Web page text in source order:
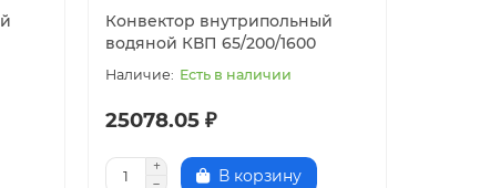
Конвектор внутрипольный
водяной КВП 65/200/1600
Есть в наличии
25078.05 ₽
В корзину